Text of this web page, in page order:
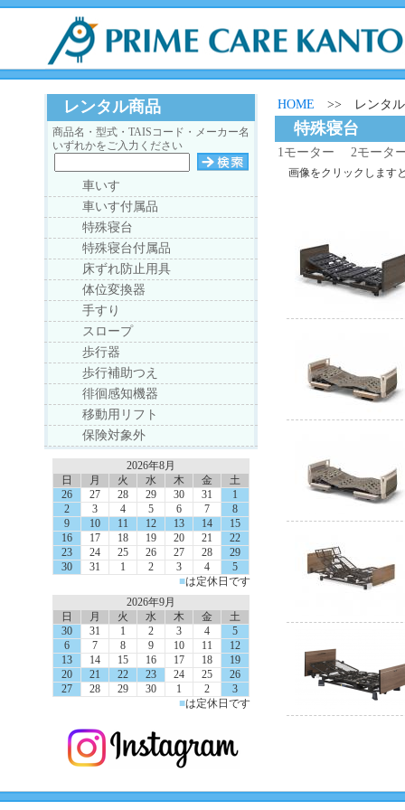
レンタル商品
商品名・型式・TAISコード・メーカー名
いずれかをご入力ください
車いす
車いす付属品
特殊寝台
特殊寝台付属品
床ずれ防止用具
体位変換器
手すり
スロープ
歩行器
歩行補助つえ
徘徊感知機器
移動用リフト
保険対象外
2026年8月
日
月 火 水 木 金
土
26
27 28 29 30 31
1
2
3 4 5 6 7
8
9
10 11 12 13 14
15
16
17 18 19 20 21
22
23
24 25 26 27 28
29
30
31 1 2 3 4
5
■は定休日です
2026年9月
日
月 火 水 木 金
土
30
31 1 2 3 4
5
6
7 8 9 10 11
12
13
14 15 16 17 18
19
20
21 22 23 24 25
26
27
28 29 30 1 2
3
■は定休日です
HOME >> レンタ
特殊寝台
1モーター 2モータ
画像をクリックします